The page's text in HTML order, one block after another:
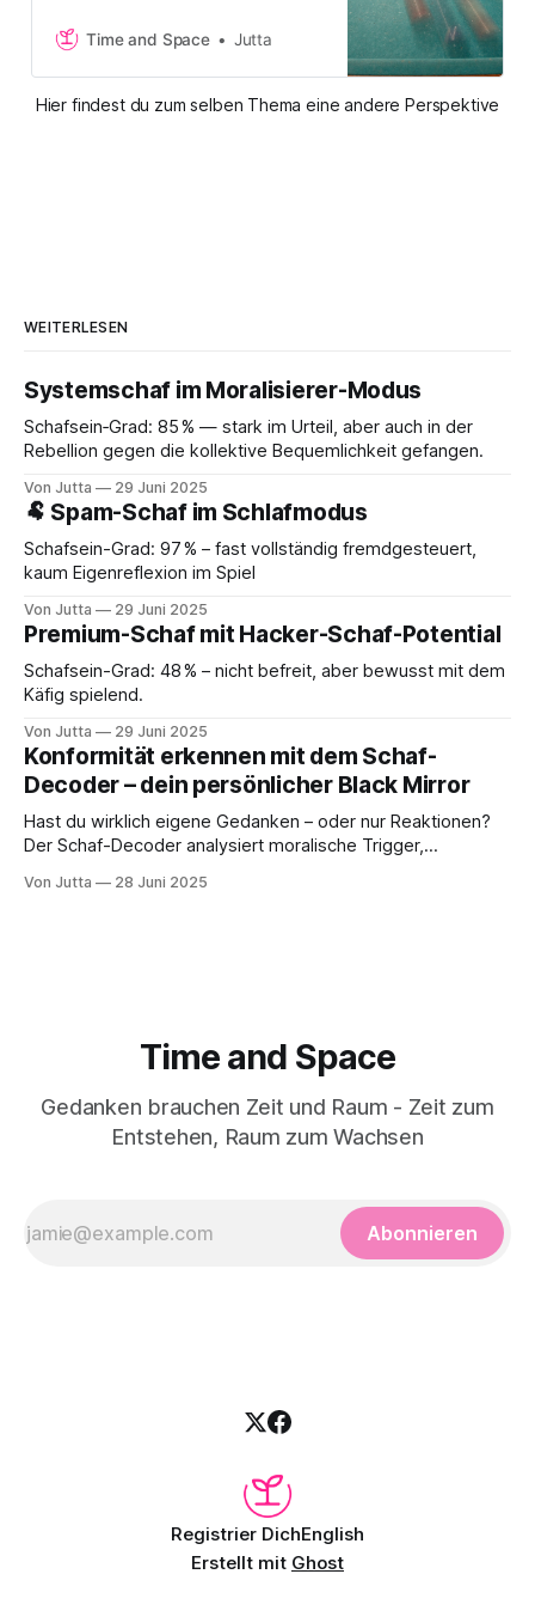
finde jetzt deinen Weg zu mehr
Time and Space Jutta
Hier findest du zum selben Thema eine andere Perspektive
WEITERLESEN
Systemschaf im Moralisierer-Modus
Schafsein‑Grad: 85 % — stark im Urteil, aber auch in der
Rebellion gegen die kollektive Bequemlichkeit gefangen.
Von Jutta 29 Juni 2025
🐏 Spam-Schaf im Schlafmodus
Schafsein-Grad: 97 % – fast vollständig fremdgesteuert,
kaum Eigenreflexion im Spiel
Von Jutta 29 Juni 2025
Premium-Schaf mit Hacker-Schaf-Potential
Schafsein-Grad: 48 % – nicht befreit, aber bewusst mit dem
Käfig spielend.
Von Jutta 29 Juni 2025
Konformität erkennen mit dem Schaf-
Decoder – dein persönlicher Black Mirror
Hast du wirklich eigene Gedanken – oder nur Reaktionen?
Der Schaf-Decoder analysiert moralische Trigger,
Klarheit gewinnen.
Von Jutta 28 Juni 2025
Time and Space
Gedanken brauchen Zeit und Raum - Zeit zum
Entstehen, Raum zum Wachsen
Abonnieren
Registrier DichEnglish
Erstellt mit Ghost